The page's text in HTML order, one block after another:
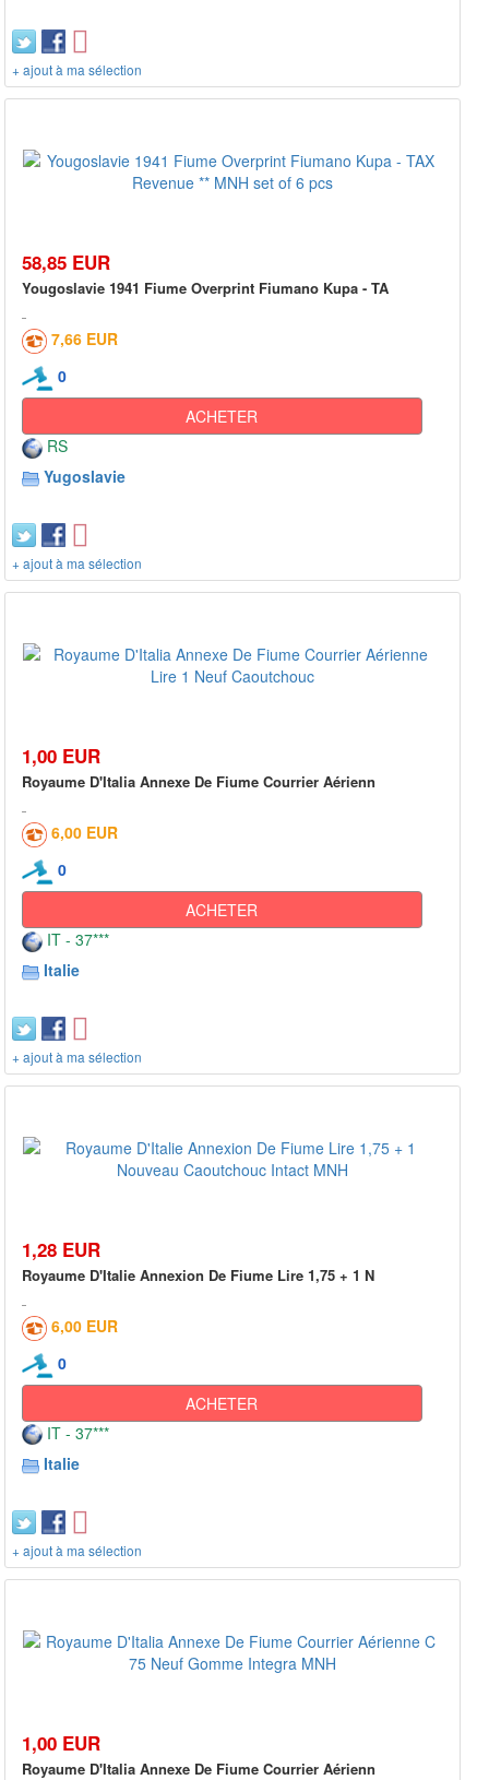
+ ajout à ma sélection
58,85 EUR
Yougoslavie 1941 Fiume Overprint Fiumano Kupa - TA
7,66 EUR
0
ACHETER
RS
Yugoslavie
+ ajout à ma sélection
1,00 EUR
Royaume D'Italia Annexe De Fiume Courrier Aérienn
6,00 EUR
0
ACHETER
IT - 37***
Italie
+ ajout à ma sélection
1,28 EUR
Royaume D'Italie Annexion De Fiume Lire 1,75 + 1 N
6,00 EUR
0
ACHETER
IT - 37***
Italie
+ ajout à ma sélection
1,00 EUR
Royaume D'Italia Annexe De Fiume Courrier Aérienn